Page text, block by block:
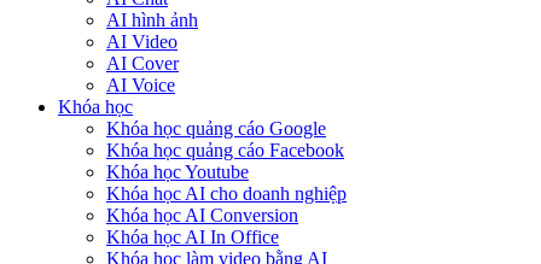
AI hình ảnh
AI Video
AI Cover
AI Voice
Khóa học
Khóa học quảng cáo Google
Khóa học quảng cáo Facebook
Khóa học Youtube
Khóa học AI cho doanh nghiệp
Khóa học AI Conversion
Khóa học AI In Office
Khóa học làm video bằng AI